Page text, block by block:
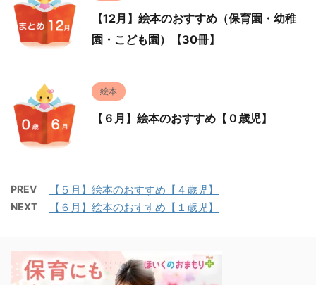
【12月】絵本のおすすめ（保育園・幼稚
園・こども園）【30冊】
絵本
【６月】絵本のおすすめ【０歳児】
PREV 【５月】絵本のおすすめ【４歳児】
NEXT 【６月】絵本のおすすめ【１歳児】